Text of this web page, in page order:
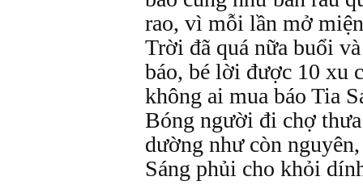
rao, vì mỗi lần mở
Trời đã quá nữa buổi
báo, bé lời được 10 xu
không ai mua báo Tia
Bóng người đi chợ
dường như còn
Sáng phủi cho khỏi